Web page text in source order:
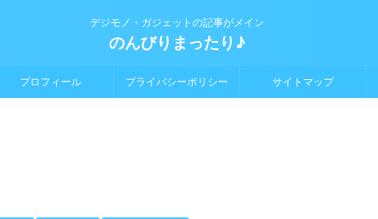
デジモノ・ガジェットの記事がメイン
のんびりまったり♪
プロフィール プライバシーポリシー サイトマップ